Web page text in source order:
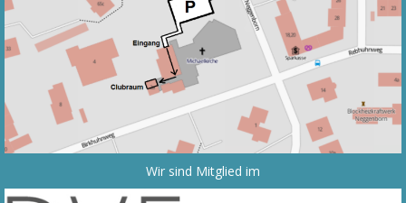
Wir sind Mitglied im